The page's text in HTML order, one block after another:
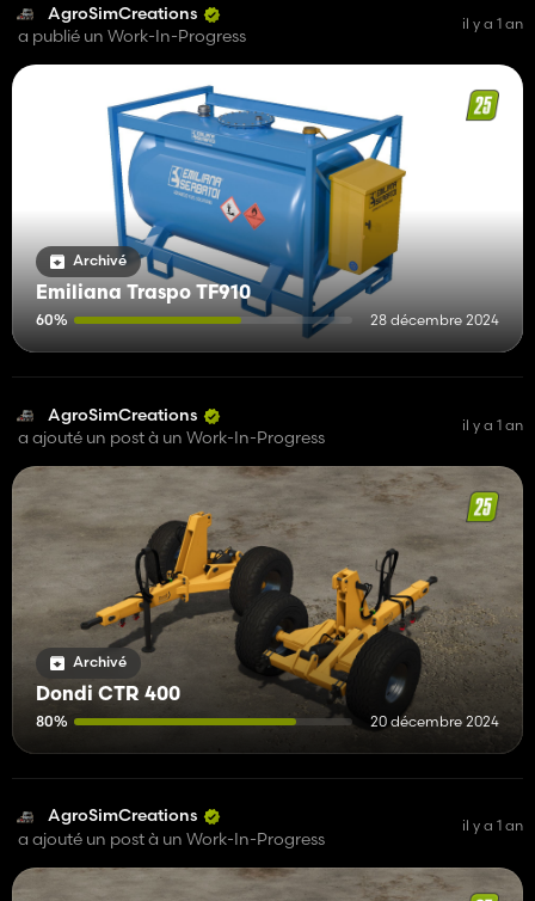
AgroSimCreations
a publié un Work-In-Progress
il y a 1 an
Archivé
Emiliana Traspo TF910
60% 28 décembre 2024
AgroSimCreations
a ajouté un post à un Work-In-Progress
il y a 1 an
Archivé
Dondi CTR 400
80% 20 décembre 2024
AgroSimCreations
a ajouté un post à un Work-In-Progress
il y a 1 an